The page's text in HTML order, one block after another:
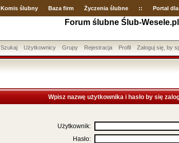
Komis ślubny Baza firm Życzenia ślubne :: Portal
Forum ślubne Ślub-Wesele.pl
Szukaj Użytkownicy Grupy Rejestracja Profil Zaloguj się, by
Wpisz nazwę użytkownika i hasło by się
Użytkownik:
Hasło: